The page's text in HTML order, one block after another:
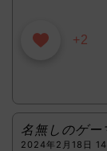
+2
名無しのゲー
2024年2月18日